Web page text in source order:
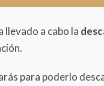
llevado a cabo la
para poderlo